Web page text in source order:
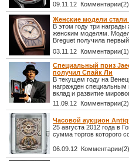
09.11.12 Комментарии(2)
Женские модели
В этом году три
женским моделям.
Breguet получила первый
03.11.12 Комментарии(1)
Специальный приз
получил Спайк Ли
В текущем году на
награжден
вклад и развитие
11.09.12 Комментарии(2)
Часовой аукцион
25 августа 2012 года в
сумма торгов которого
06.09.12 Комментарии(2)